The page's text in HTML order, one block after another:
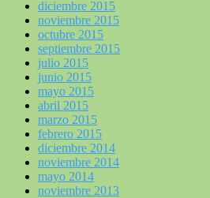
diciembre 2015
noviembre 2015
octubre 2015
septiembre 2015
julio 2015
junio 2015
mayo 2015
abril 2015
marzo 2015
febrero 2015
diciembre 2014
noviembre 2014
mayo 2014
noviembre 2013